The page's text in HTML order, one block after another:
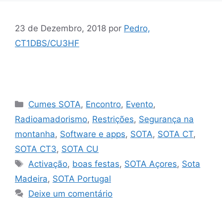
23 de Dezembro, 2018 por Pedro,
CT1DBS/CU3HF
Categorias
Cumes SOTA, Encontro, Evento,
Radioamadorismo, Restrições, Segurança na
montanha, Software e apps, SOTA, SOTA CT,
SOTA CT3, SOTA CU
Etiquetas
Activação, boas festas, SOTA Açores, Sota
Madeira, SOTA Portugal
Deixe um comentário